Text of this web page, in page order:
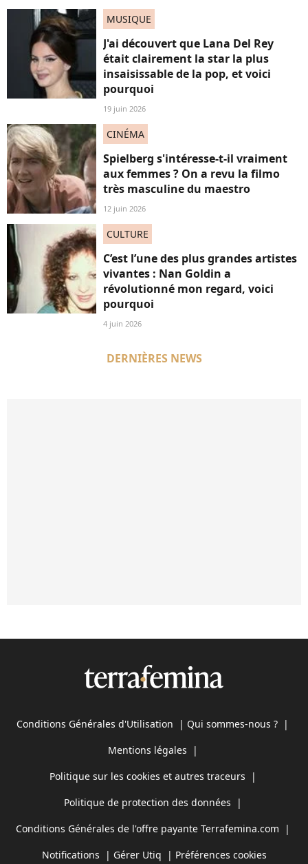
MUSIQUE
J'ai découvert que Lana Del Rey
était clairement la star la plus
insaisissable de la pop, et voici
pourquoi
19 juin 2026
CINÉMA
Spielberg s'intéresse-t-il vraiment
aux femmes ? On a revu la filmo
très masculine du maestro
12 juin 2026
CULTURE
C’est l’une des plus grandes artistes
vivantes : Nan Goldin a
révolutionné mon regard, voici
pourquoi
4 juin 2026
DERNIÈRES NEWS
Conditions Générales d'Utilisation | Qui sommes-nous ? |
Mentions légales |
Politique sur les cookies et autres traceurs |
Politique de protection des données |
Conditions Générales de l'offre payante Terrafemina.com |
Notifications | Gérer Utiq | Préférences cookies